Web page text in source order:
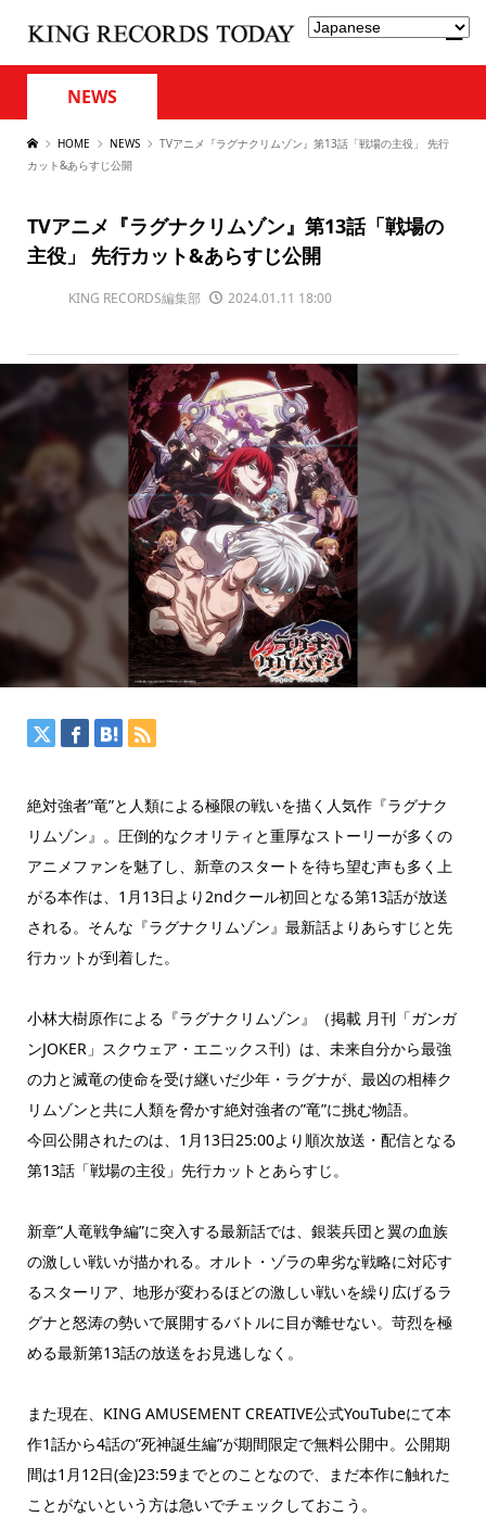
NEWS
HOME NEWS
TVアニメ『ラグナクリムゾン』第13話「戦場の主役」 先行
カット&あらすじ公開
TVアニメ『ラグナクリムゾン』第13話「戦場の
主役」 先行カット&あらすじ公開
KING RECORDS編集部 2024.01.11 18:00
絶対強者”竜”と人類による極限の戦いを描く人気作『ラグナク
リムゾン』。圧倒的なクオリティと重厚なストーリーが多くの
アニメファンを魅了し、新章のスタートを待ち望む声も多く上
がる本作は、1月13日より2ndクール初回となる第13話が放送
される。そんな『ラグナクリムゾン』最新話よりあらすじと先
行カットが到着した。
小林大樹原作による『ラグナクリムゾン』（掲載 月刊「ガンガ
ンJOKER」スクウェア・エニックス刊）は、未来自分から最強
の力と滅竜の使命を受け継いだ少年・ラグナが、最凶の相棒ク
リムゾンと共に人類を脅かす絶対強者の”竜”に挑む物語。
今回公開されたのは、1月13日25:00より順次放送・配信となる
第13話「戦場の主役」先行カットとあらすじ。
新章”人竜戦争編”に突入する最新話では、銀装兵団と翼の血族
の激しい戦いが描かれる。オルト・ゾラの卑劣な戦略に対応す
るスターリア、地形が変わるほどの激しい戦いを繰り広げるラ
グナと怒涛の勢いで展開するバトルに目が離せない。苛烈を極
める最新第13話の放送をお見逃しなく。
また現在、KING AMUSEMENT CREATIVE公式YouTubeにて本
作1話から4話の”死神誕生編”が期間限定で無料公開中。公開期
間は1月12日(金)23:59までとのことなので、まだ本作に触れた
ことがないという方は急いでチェックしておこう。